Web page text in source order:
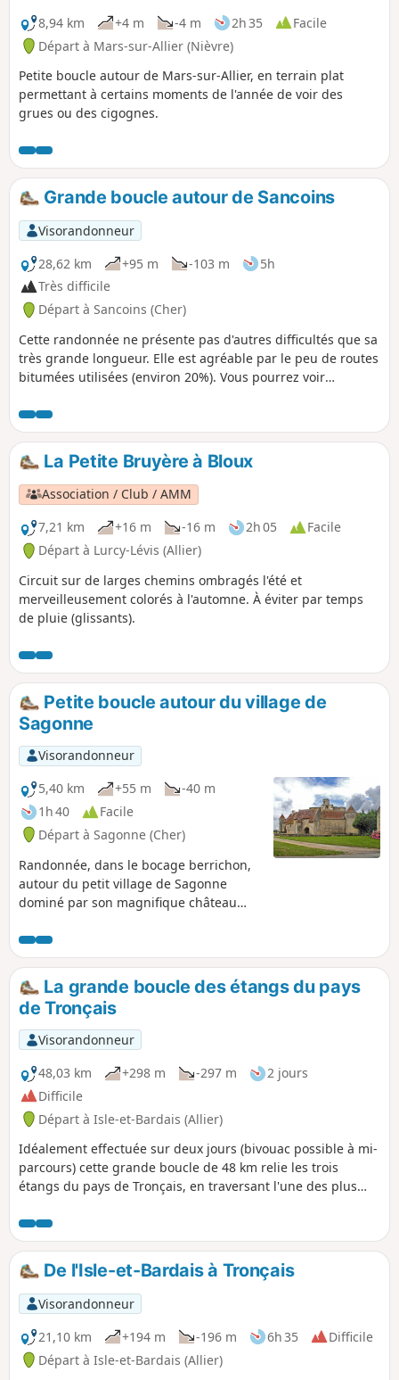
8,94 km
+4 m -4 m 2h 35
Facile
Départ à Mars-sur-Allier (Nièvre)
Petite boucle autour de Mars-sur-Allier, en terrain plat
permettant à certains moments de l'année de voir des
grues ou des cigognes.
Grande boucle autour de Sancoins
Visorandonneur
28,62 km
+95 m -103 m
5h
Très difficile
Départ à Sancoins (Cher)
Cette randonnée ne présente pas d'autres difficultés que sa
très grande longueur. Elle est agréable par le peu de routes
bitumées utilisées (environ 20%). Vous pourrez voir
de Vereaux.
La Petite Bruyère à Bloux
Association / Club / AMM
7,21 km
+16 m -16 m 2h 05
Facile
Départ à Lurcy-Lévis (Allier)
Circuit sur de larges chemins ombragés l'été et
merveilleusement colorés à l'automne. À éviter par temps
de pluie (glissants).
Petite boucle autour du village de
Sagonne
Visorandonneur
5,40 km
+55 m
-40 m
1h 40
Facile
Départ à Sagonne (Cher)
Randonnée, dans le bocage berrichon,
autour du petit village de Sagonne
dominé par son magnifique château
dénivelé.
La grande boucle des étangs du pays
de Tronçais
Visorandonneur
48,03 km
+298 m -297 m
2 jours
Difficile
Départ à Isle-et-Bardais (Allier)
Idéalement effectuée sur deux jours (bivouac possible à mi-
parcours) cette grande boucle de 48 km relie les trois
étangs du pays de Tronçais, en traversant l'une des plus
d'exception" depuis 2018, sa centaine de sources et ses
chênes conduits en futaie dont certains sont centenaires,
ne vous laisseront pas indifférents.
De l'Isle-et-Bardais à Tronçais
Visorandonneur
21,10 km
+194 m -196 m 6h 35
Difficile
Départ à Isle-et-Bardais (Allier)